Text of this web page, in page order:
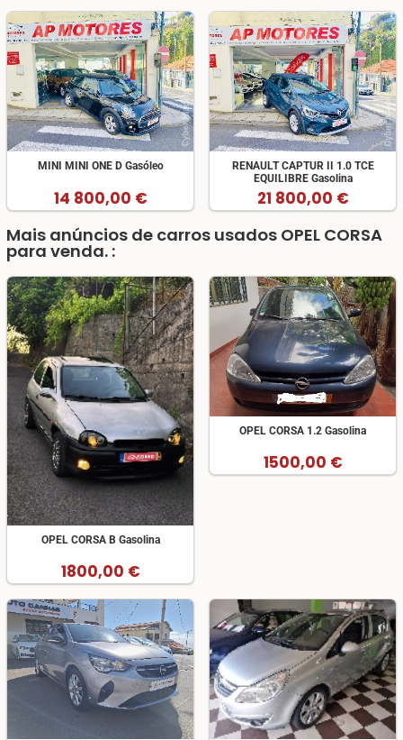
MINI MINI ONE D Gasóleo
14 800,00 €
RENAULT CAPTUR II 1.0 TCE
EQUILIBRE Gasolina
21 800,00 €
Mais anúncios de carros usados OPEL CORSA
para venda. :
OPEL CORSA B Gasolina
1800,00 €
OPEL CORSA 1.2 Gasolina
1500,00 €